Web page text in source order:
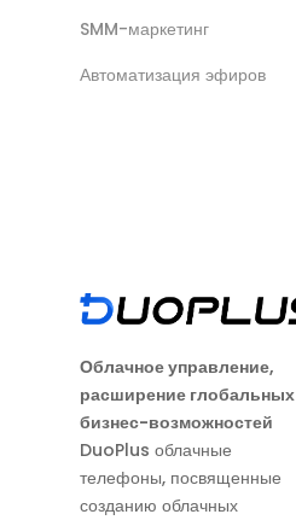
SMM-маркетинг
Автоматизация эфиров
Облачное управление,
расширение глобальных
бизнес-возможностей
DuoPlus облачные
телефоны, посвященные
созданию облачных